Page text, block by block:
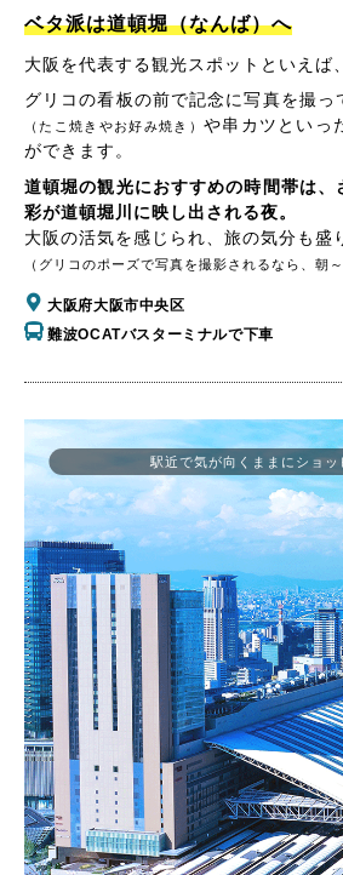
ベタ派は道頓堀（なんば）へ
大阪を代表する観光スポットといえば
グリコの看板の前で記念に写真を撮っ
（たこ焼きやお好み焼き） や串カツといっ
ができます。
道頓堀の観光におすすめの時間帯は、
彩が道頓堀川に映し出される夜。
大阪の活気を感じられ、旅の気分も盛
（グリコのポーズで写真を撮影されるなら、朝
大阪府大阪市中央区
難波OCATバスターミナルで下車
駅近で気が向くままにショッ